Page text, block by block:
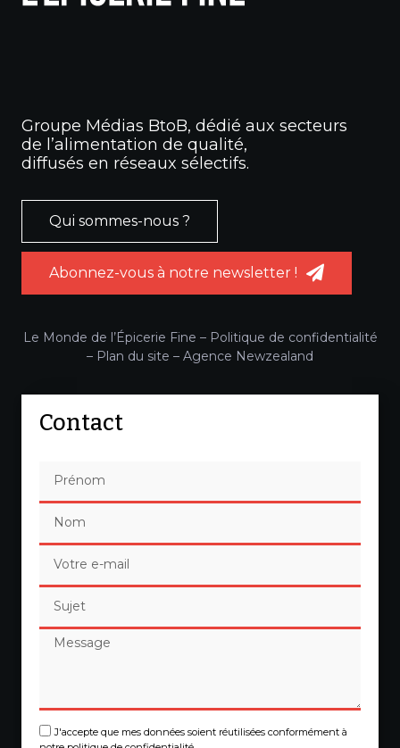
Groupe Médias BtoB, dédié aux secteurs
de l’alimentation de qualité,
diffusés en réseaux sélectifs.
Qui sommes-nous ?
Abonnez-vous à notre newsletter !
Le Monde de l’Épicerie Fine – Politique de confidentialité
– Plan du site – Agence Newzealand
Contact
J'accepte que mes données soient réutilisées conformément à